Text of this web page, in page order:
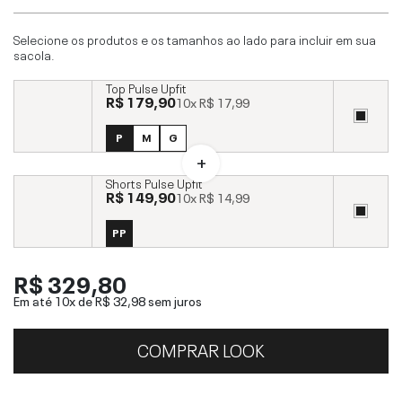
Selecione os produtos e os tamanhos ao lado para incluir em sua
sacola.
Top Pulse Upfit
R$ 179,9010xR$ 17,99
P M G
Shorts Pulse Upfit
R$ 149,9010xR$ 14,99
PP
R$ 329,80
Em até 10x deR$ 32,98sem juros
COMPRAR LOOK